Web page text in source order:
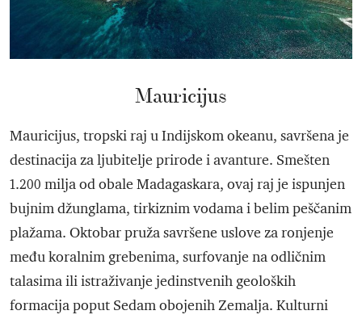
Mauricijus
Mauricijus, tropski raj u Indijskom okeanu, savršena je
destinacija za ljubitelje prirode i avanture. Smešten
1.200 milja od obale Madagaskara, ovaj raj je ispunjen
bujnim džunglama, tirkiznim vodama i belim peščanim
plažama. Oktobar pruža savršene uslove za ronjenje
među koralnim grebenima, surfovanje na odličnim
talasima ili istraživanje jedinstvenih geoloških
formacija poput Sedam obojenih Zemalja. Kulturni